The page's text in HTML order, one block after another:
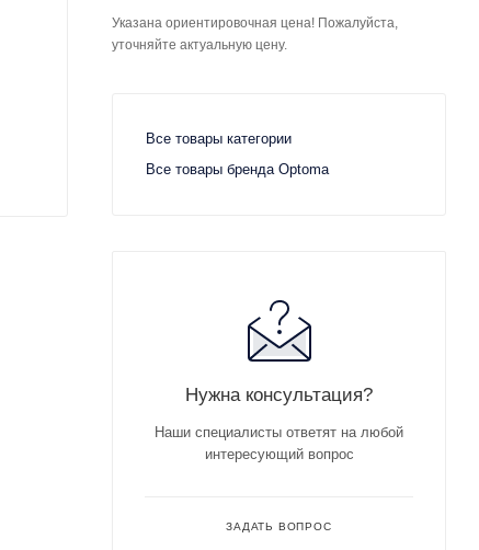
Указана ориентировочная цена! Пожалуйста,
уточняйте актуальную цену.
Все товары категории
Все товары бренда Optoma
Нужна консультация?
Наши специалисты ответят на любой
интересующий вопрос
ЗАДАТЬ ВОПРОС